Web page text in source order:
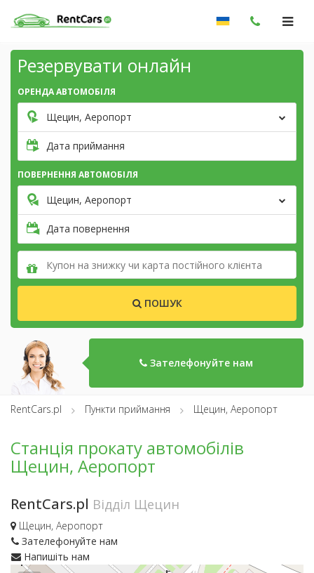
Резервувати онлайн
ОРЕНДА АВТОМОБІЛЯ
Щецин, Аеропорт
Дата приймання
ПОВЕРНЕННЯ АВТОМОБІЛЯ
Щецин, Аеропорт
Дата повернення
ПОШУК
Зателефонуйте нам
RentCars.pl Пункти приймання Щецин, Аеропорт
Станція прокату автомобілів
Щецин, Аеропорт
RentCars.pl Відділ Щецин
Щецин, Аеропорт
Зателефонуйте нам
Напишіть нам